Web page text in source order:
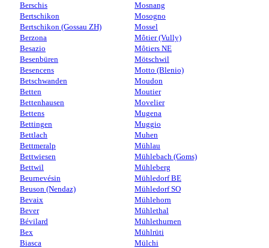
Berschis
Bertschikon
Bertschikon (Gossau ZH)
Berzona
Besazio
Besenbüren
Besencens
Betschwanden
Betten
Bettenhausen
Bettens
Bettingen
Bettlach
Bettmeralp
Bettwiesen
Bettwil
Beurnevésin
Beuson (Nendaz)
Bevaix
Bever
Bévilard
Bex
Biasca
Mosnang
Mosogno
Mossel
Môtier (Vully)
Môtiers NE
Mötschwil
Motto (Blenio)
Moudon
Moutier
Movelier
Mugena
Muggio
Muhen
Mühlau
Mühlebach (Goms)
Mühleberg
Mühledorf BE
Mühledorf SO
Mühlehorn
Mühlethal
Mühlethurnen
Mühlrüti
Mülchi